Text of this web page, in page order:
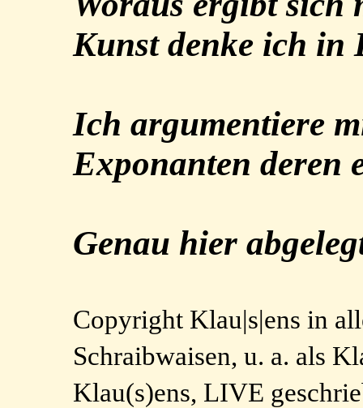
Kunst denke ich in
Ich argumentiere
Exponanten deren
Genau hier
Copyright Klau|s|ens in
Schraibwaisen, u. a. als
Klau(s)ens, LIVE